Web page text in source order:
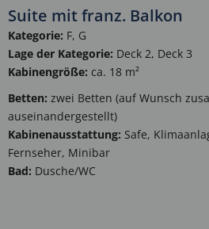
Suite mit franz. Balkon
Kategorie: F, G
Lage der Kategorie: Deck 2, Deck 3
Kabinengröße: ca. 18 m²
Betten: zwei Betten (auf Wunsch
auseinandergestellt)
Kabinenausstattung: Safe,
Fernseher, Minibar
Bad: Dusche/WC